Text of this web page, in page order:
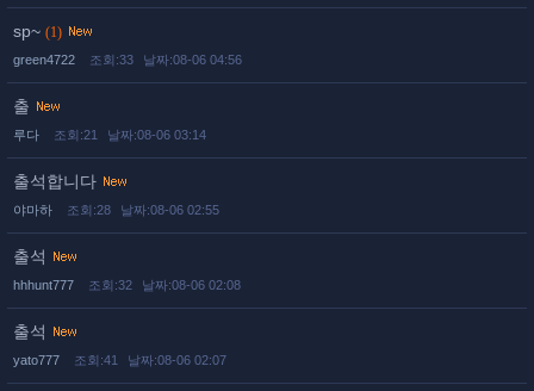
sp~ (1)
green4722 조회:33 날짜:08-06 04:56
출
루다 조회:21 날짜:08-06 03:14
출석합니다
야마하 조회:28 날짜:08-06 02:55
출석
hhhunt777 조회:32 날짜:08-06 02:08
출석
yato777 조회:41 날짜:08-06 02:07